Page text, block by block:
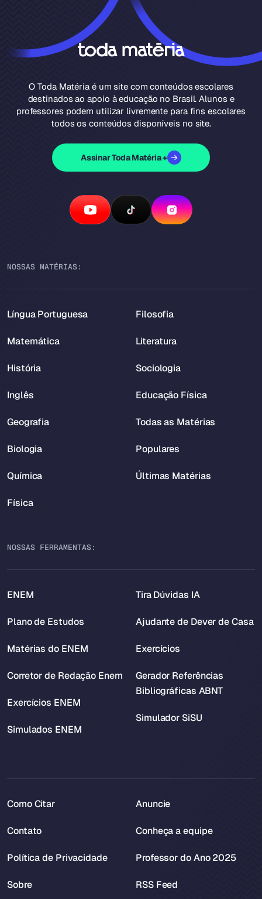
O Toda Matéria é um site com conteúdos escolares
destinados ao apoio à educação no Brasil. Alunos e
professores podem utilizar livremente para fins escolares
todos os conteúdos disponíveis no site.
Assinar Toda Matéria +
NOSSAS MATÉRIAS:
Língua Portuguesa
Matemática
História
Inglês
Geografia
Biologia
Química
Física
Filosofia
Literatura
Sociologia
Educação Física
Todas as Matérias
Populares
Últimas Matérias
NOSSAS FERRAMENTAS:
ENEM
Plano de Estudos
Matérias do ENEM
Corretor de Redação Enem
Exercícios ENEM
Simulados ENEM
Tira Dúvidas IA
Ajudante de Dever de Casa
Exercícios
Gerador Referências
Bibliográficas ABNT
Simulador SiSU
Como Citar
Contato
Política de Privacidade
Sobre
Anuncie
Conheça a equipe
Professor do Ano 2025
RSS Feed